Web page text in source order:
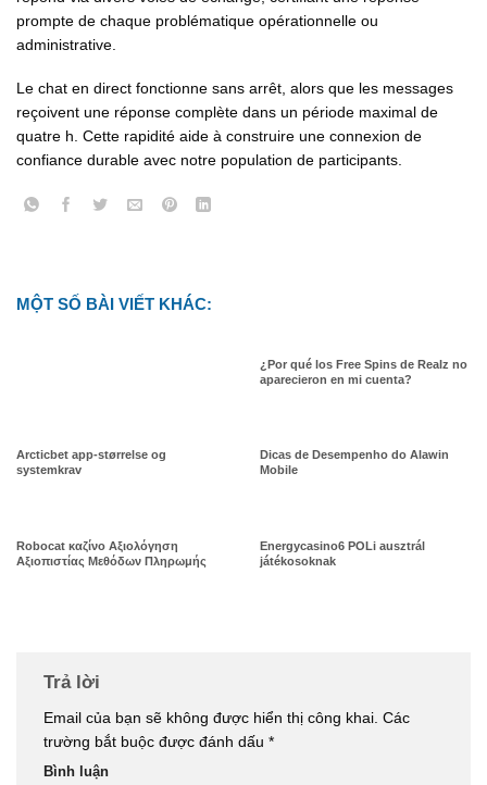
prompte de chaque problématique opérationnelle ou
administrative.
Le chat en direct fonctionne sans arrêt, alors que les messages
reçoivent une réponse complète dans un période maximal de
quatre h. Cette rapidité aide à construire une connexion de
confiance durable avec notre population de participants.
MỘT SỐ BÀI VIẾT KHÁC:
¿Por qué los Free Spins de Realz no
aparecieron en mi cuenta?
Arcticbet app-størrelse og
systemkrav
Dicas de Desempenho do Alawin
Mobile
Robocat καζίνο Αξιολόγηση
Αξιοπιστίας Μεθόδων Πληρωμής
Energycasino6 POLi ausztrál
játékosoknak
Trả lời
Email của bạn sẽ không được hiển thị công khai. Các
trường bắt buộc được đánh dấu *
Bình luận